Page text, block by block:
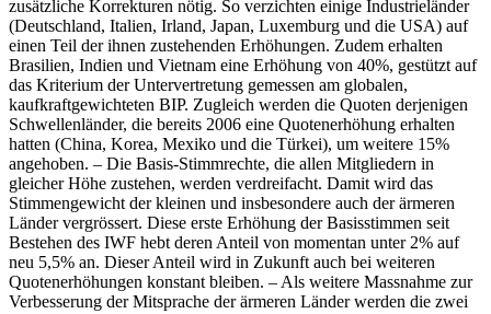
zusätzliche Korrekturen nötig. So verzichten einige Industrieländer
(Deutschland, Italien, Irland, Japan, Luxemburg und die USA) auf
einen Teil der ihnen zustehenden Erhöhungen. Zudem erhalten
Brasilien, Indien und Vietnam eine Erhöhung von 40%, gestützt auf
das Kriterium der Untervertretung gemessen am globalen,
kaufkraftgewichteten BIP. Zugleich werden die Quoten derjenigen
Schwellenländer, die bereits 2006 eine Quotenerhöhung erhalten
hatten (China, Korea, Mexiko und die Türkei), um weitere 15%
angehoben. – Die Basis-Stimmrechte, die allen Mitgliedern in
gleicher Höhe zustehen, werden verdreifacht. Damit wird das
Stimmengewicht der kleinen und insbesondere auch der ärmeren
Länder vergrössert. Diese erste Erhöhung der Basisstimmen seit
Bestehen des IWF hebt deren Anteil von momentan unter 2% auf
neu 5,5% an. Dieser Anteil wird in Zukunft auch bei weiteren
Quotenerhöhungen konstant bleiben. – Als weitere Massnahme zur
Verbesserung der Mitsprache der ärmeren Länder werden die zwei